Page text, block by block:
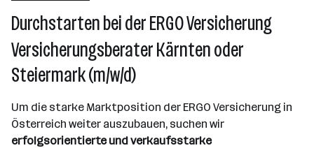
501 - 2500 Mitarbeiter*innen
Wien
Durchstarten bei der ERGO Versicherung
Versicherungsberater Kärnten oder
Steiermark (m/w/d)
Um die starke Marktposition der ERGO Versicherung in
Österreich weiter auszubauen, suchen wir
erfolgsorientierte und verkaufsstarke